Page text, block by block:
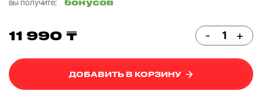
11 990 ₸ - +
ДОБАВИТЬ В КОРЗИНУ